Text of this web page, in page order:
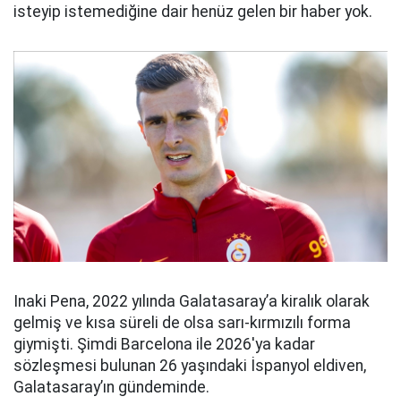
isteyip istemediğine dair henüz gelen bir haber yok.
Inaki Pena, 2022 yılında Galatasaray’a kiralık olarak
gelmiş ve kısa süreli de olsa sarı-kırmızılı forma
giymişti. Şimdi Barcelona ile 2026'ya kadar
sözleşmesi bulunan 26 yaşındaki İspanyol eldiven,
Galatasaray’ın gündeminde.